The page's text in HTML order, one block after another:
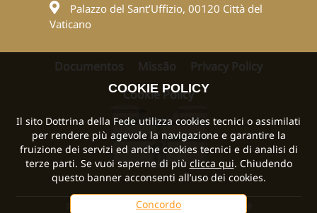
Palazzo del Sant’Uffizio, 00120 Città del
Vaticano
Documentos Missão
Privacy Policy
Cookie Policy
©2024 2026 Dicastério para a Doutrina da Fé
COOKIE POLICY
Il sito Dottrina della Fede utilizza cookies tecnici o assimilati
per rendere più agevole la navigazione e garantire la
fruizione dei servizi ed anche cookies tecnici e di analisi di
terze parti. Se vuoi saperne di più clicca qui. Chiudendo
questo banner acconsenti all’uso dei cookies.
Concordo